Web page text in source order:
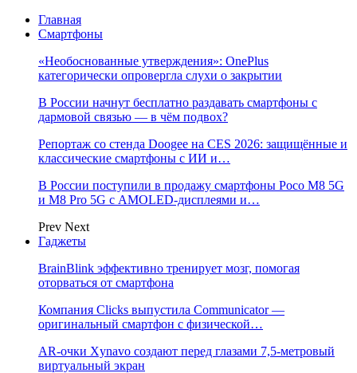
Главная
Смартфоны
«Необоснованные утверждения»: OnePlus
категорически опровергла слухи о закрытии
В России начнут бесплатно раздавать смартфоны с
дармовой связью — в чём подвох?
Репортаж со стенда Doogee на CES 2026: защищённые и
классические смартфоны с ИИ и…
В России поступили в продажу смартфоны Poco M8 5G
и M8 Pro 5G с AMOLED-дисплеями и…
Prev Next
Гаджеты
BrainBlink эффективно тренирует мозг, помогая
оторваться от смартфона
Компания Clicks выпустила Communicator —
оригинальный смартфон с физической…
AR-очки Xynavo создают перед глазами 7,5-метровый
виртуальный экран